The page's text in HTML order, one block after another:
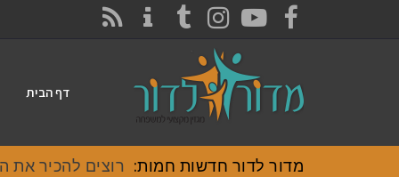
FACEBOOK
YOUTUBE
INSTAGRAM
TUMBLR
דף הבית
מדור לדור חדשות חמות: